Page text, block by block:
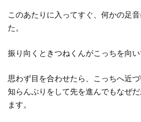
このあたりに入ってすぐ、何かの足
た。
振り向くときつねくんがこっちを向い
思わず目を合わせたら、こっちへ近
知らんぷりをして先を進んでもなぜ
ます。